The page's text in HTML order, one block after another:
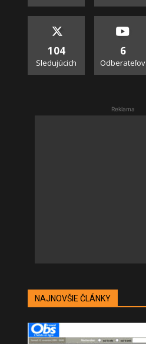
104
Sledujúcich
6
Odberateľov
Reklama
NAJNOVŠIE ČLÁNKY